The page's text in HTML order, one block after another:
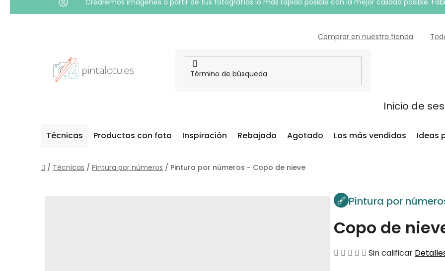
Crearemos imágenes a partir de tus fotografías lo más rápido posible con la mejor calidad posible.
Comprar en nuestra tienda
Inicio de
Técnicas Productos con foto Inspiración Rebajado Agotado Los más vendidos Ideas
Inicio
/ Técnicas / Pintura por números / Pintura por números - Copo de nieve
Pintura por
Copo de
La
Sin calificar